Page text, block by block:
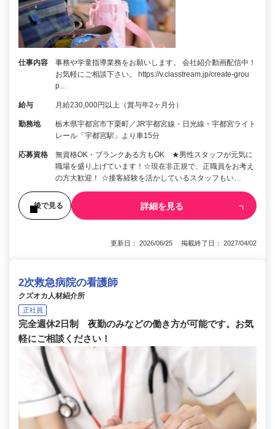
仕事内容
事務や学童指導業務をお願いします。 会社紹介動画配信中！
お気軽にご相談下さい。 https://v.classtream.jp/create-grou
p…
給与 月給230,000円以上（賞与年2ヶ月分）
勤務地
栃木県宇都宮市下栗町／JR宇都宮線・日光線・宇都宮ライト
レール「宇都宮駅」より車15分
応募資格
無資格OK・ブランクある方もOK ★男性スタッフが元気に
職場を盛り上げています！☆現在非正規で、正職員をお考え
の方大歓迎！ ☆接客経験を活かしているスタッフもい…
後で見る 詳細を見る
更新日： 2026/06/25 掲載終了日： 2027/04/02
2次救急病院の看護師
クズオカ人材紹介所
正社員
完全週休2日制 夜勤のみなどの働き方が可能です。お気
軽にご相談ください！